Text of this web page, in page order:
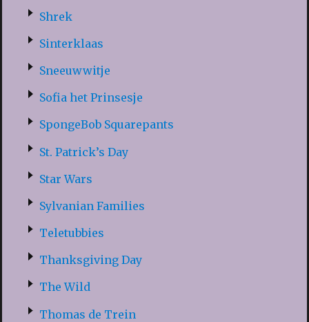
Shrek
Sinterklaas
Sneeuwwitje
Sofia het Prinsesje
SpongeBob Squarepants
St. Patrick’s Day
Star Wars
Sylvanian Families
Teletubbies
Thanksgiving Day
The Wild
Thomas de Trein